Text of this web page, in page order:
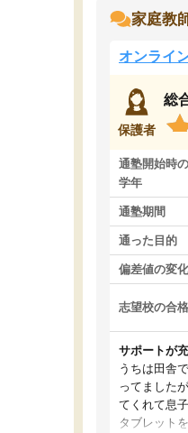
家庭教
オンライ
保護者
総
通塾開始時の
学年
通塾期間
通った目的
偏差値の変化
志望校の合格
サポートが
うちは田舎
ってました
てくれて息
タブレット